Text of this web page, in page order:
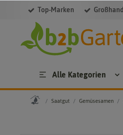
Top-Marken
Alle Kategorien
Saatgut Gemüsesamen